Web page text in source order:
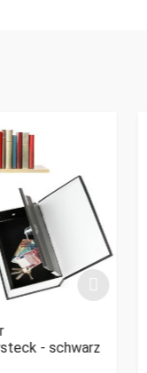
- schwarz